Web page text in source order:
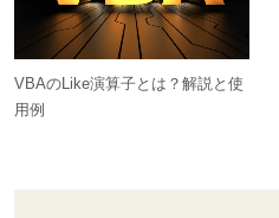
VBAのLike演算子とは？解説と使
用例